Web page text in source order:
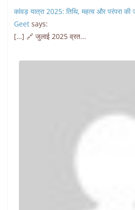
कांवड़ यात्रा 2025: तिथि, महत्व और परंपरा
Geet says:
[…] 🔗 जुलाई 2025 व्रत...